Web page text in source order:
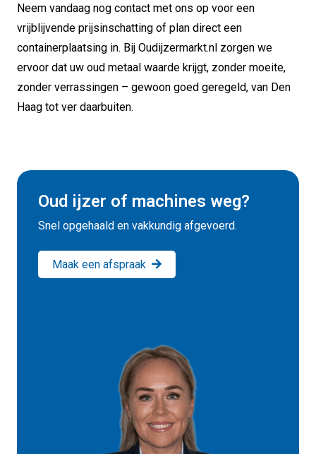
Neem vandaag nog contact met ons op voor een
vrijblijvende prijsinschatting of plan direct een
containerplaatsing in. Bij Oudijzermarkt.nl zorgen we
ervoor dat uw oud metaal waarde krijgt, zonder moeite,
zonder verrassingen – gewoon goed geregeld, van Den
Haag tot ver daarbuiten.
Oud ijzer of machines weg?
Snel opgehaald en vakkundig afgevoerd.
Maak een afspraak